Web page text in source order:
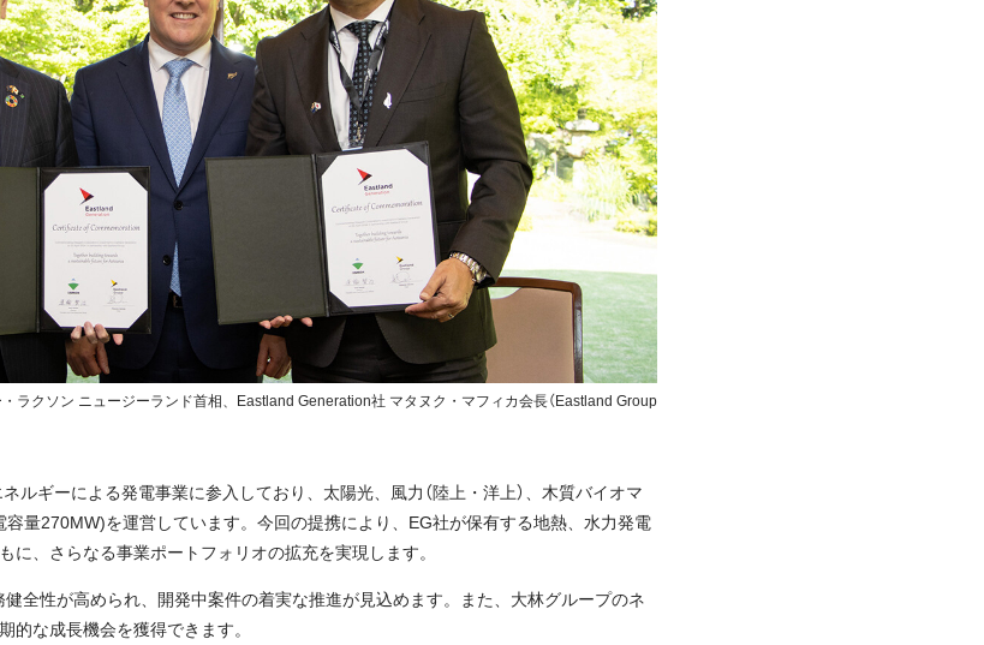
ラクソン ニュージーランド首相、Eastland Generation社 マタヌク・マフィカ会長（Eastland Group
ルギーによる発電事業に参入しており、太陽光、風力（陸上・洋上）、木質バイオマ
容量270MW)を運営しています。今回の提携により、EG社が保有する地熱、水力発電
、さらなる事業ポートフォリオの拡充を実現します。
全性が高められ、開発中案件の着実な推進が見込めます。また、大林グループのネ
的な成長機会を獲得できます。